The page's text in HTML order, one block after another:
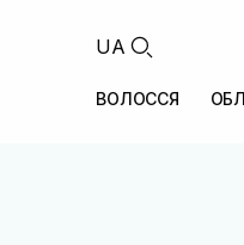
UA
ВОЛОССЯ